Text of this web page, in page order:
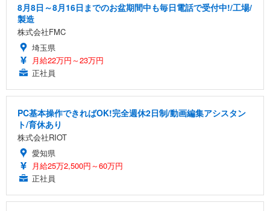
8月8日～8月16日までのお盆期間中も毎日電話で受付中!/工場/
製造
株式会社FMC
埼玉県
月給22万円～23万円
正社員
PC基本操作できればOK!完全週休2日制/動画編集アシスタン
ト/育休あり
株式会社RIOT
愛知県
月給25万2,500円～60万円
正社員